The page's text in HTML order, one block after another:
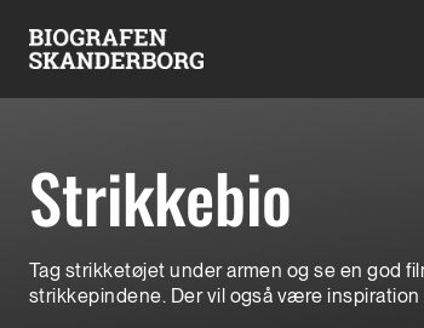
Strikkebio
Tag strikketøjet under armen og se en god
strikkepindene. Der vil også være inspiration